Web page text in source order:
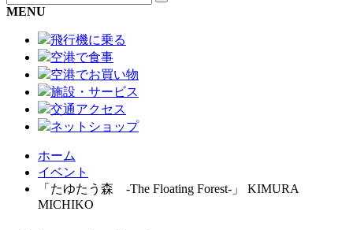
MENU
飛行機に乗る
空港で食事
空港でお買い物
施設・サービス
交通アクセス
ネットショップ
ホーム
イベント
「たゆたう森 -The Floating Forest-」 KIMURA
MICHIKO